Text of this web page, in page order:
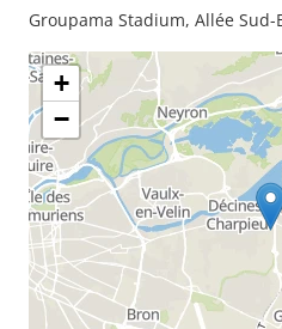
Groupama Stadium, Allée
+
−